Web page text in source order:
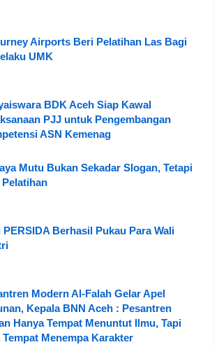
Airports Beri Pelatihan Las Bagi
UMK
BDK Aceh Siap Kawal
PJJ untuk Pengembangan
ASN Kemenag
Mutu Bukan Sekadar Slogan, Tetapi
Pelatihan
PERSIDA Berhasil Pukau Para Wali
Modern Al-Falah Gelar Apel
Kepala BNN Aceh : Pesantren
Hanya Tempat Menuntut Ilmu, Tapi
Tempat Menempa Karakter